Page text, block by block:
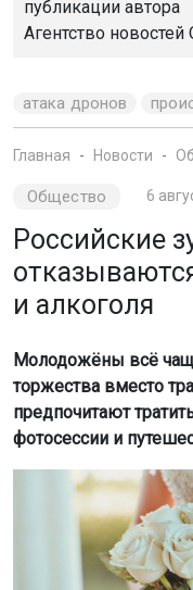
публикации автора
Агентство новостей
атака дронов
Главная Новости
Общество 6
Российские
и алкоголя
Молодожёны всё
торжества вместо
предпочитают
фотосессии и